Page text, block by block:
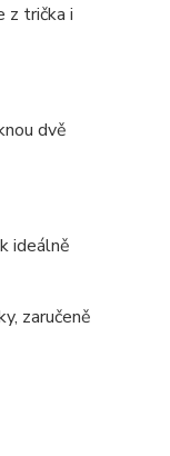
z trička i
dvě
ideálně
zaručeně